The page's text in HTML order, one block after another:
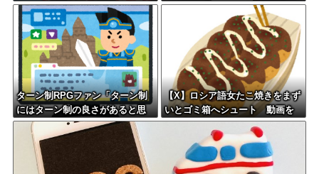
い」→開催場所半減
に表紙が謎すぎる
ターン制RPGファン「ターン制
にはターン制の良さがあると思
います」
【X】ロシア語女たこ焼きをまず
いとゴミ箱へシュート 動画を
公開